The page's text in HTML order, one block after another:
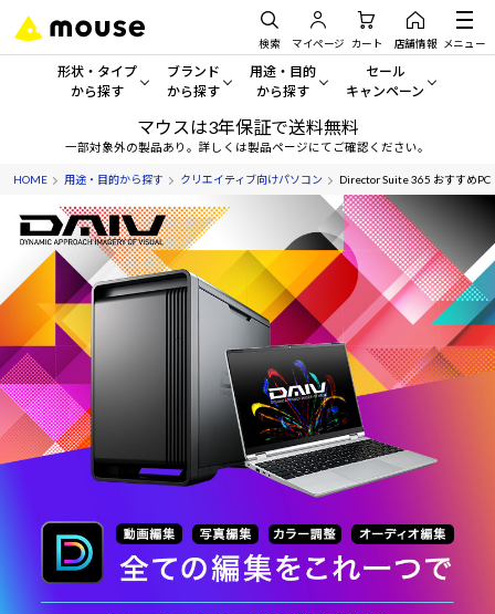
検索 マイページ カート 店舗情報 メニュー
形状・タイプ
から探す
形状・タイプから探す をすべてみる
デスクトップPC
ノートPC
タブレット
サーバー
ワークステーション
ディスプレイ
ブランド
から探す
mouse
G TUNE
NEXTGEAR
DAIV
MousePro
|Copilot+ PC
用途・目的
から探す
一般向けパソコン
ゲーミングPC・ゲーム向けパソコン
クリエイティブ向け
ビジネス向けパソコン
学習向けパソコン
スペック/パーツ別
AIおすすめパソコン
セール
キャンペーン
セール・キャンペー
期間限定セール
人気モデルが期間限定・お
アウトレットパソコン
すべて新品の旧モデル製品
おすすめ目玉パソコン
今イチオシのパソコンをピ
Windows 11
マウスは3年保証で送料無料
一部対象外の製品あり。詳しくは製品ページにてご確認ください。
HOME 用途・目的から探す クリエイティブ向けパソコン Director Suite 365 おすすめPC